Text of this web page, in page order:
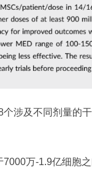
涉及不同剂量的
万-1.9亿细胞之